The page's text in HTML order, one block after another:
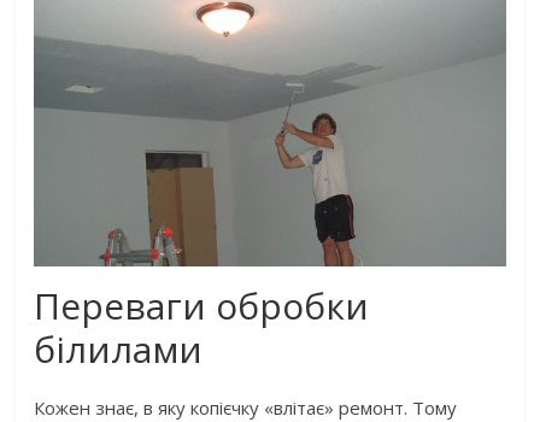
Переваги обробки
білилами
Кожен знає, в яку копієчку «влітає» ремонт. Тому